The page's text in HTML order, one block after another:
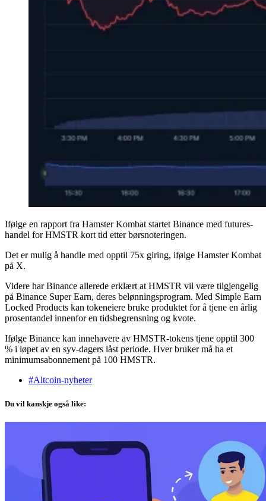
Ifølge en rapport fra Hamster Kombat startet Binance med futures-
handel for HMSTR kort tid etter børsnoteringen.
Det er mulig å handle med opptil 75x giring, ifølge Hamster Kombat
på X.
Videre har Binance allerede erklært at HMSTR vil være tilgjengelig
på Binance Super Earn, deres belønningsprogram. Med Simple Earn
Locked Products kan tokeneiere bruke produktet for å tjene en årlig
prosentandel innenfor en tidsbegrensning og kvote.
Ifølge Binance kan innehavere av HMSTR-tokens tjene opptil 300
% i løpet av en syv-dagers låst periode. Hver bruker må ha et
minimumsabonnement på 100 HMSTR.
#Altcoin-nyheter
Du vil kanskje også like: